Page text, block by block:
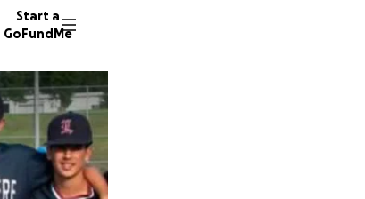
Start a
GoFundMe